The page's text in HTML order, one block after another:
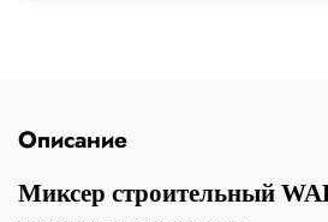
Описание
Миксер строительный